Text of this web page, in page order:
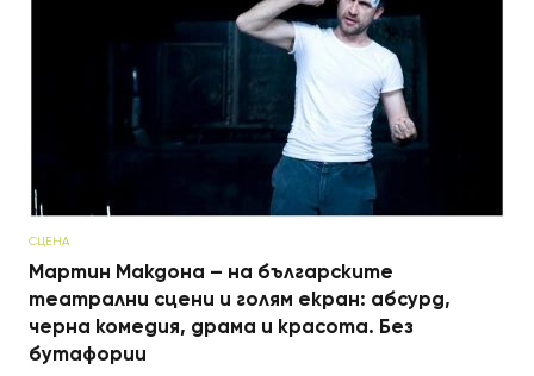
СЦЕНА
Мартин Макдона – на българските
театрални сцени и голям екран: абсурд,
черна комедия, драма и красота. Без
бутафории